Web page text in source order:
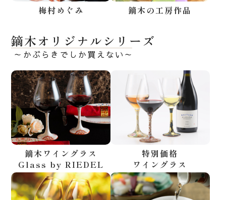
梅村めぐみ 鏑木の工房作品
鏑木オリジナルシリーズ
～かぶらきでしか買えない～
鏑木ワイングラス
Glass by RIEDEL
特別価格
ワイングラス